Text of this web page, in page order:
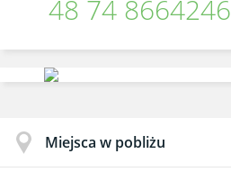
48 74 8664246
Miejsca w pobliżu